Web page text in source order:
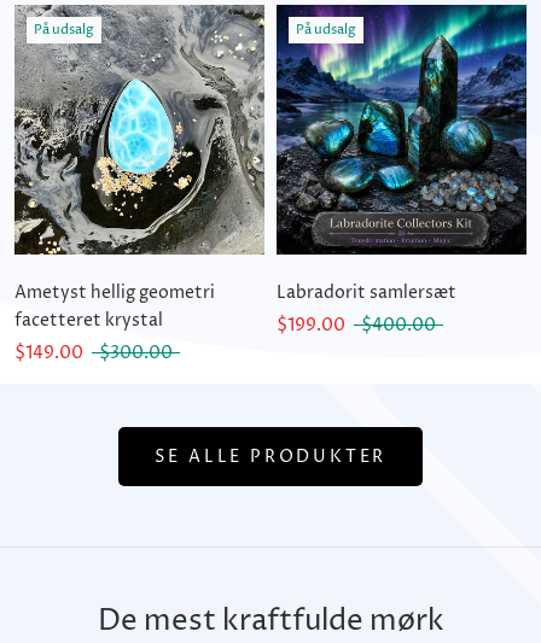
På udsalg
Ametyst hellig geometri
facetteret krystal
$149.00
$300.00
På udsalg
Labradorit samlersæt
$199.00
$400.00
SE ALLE PRODUKTER
De mest kraftfulde mørk